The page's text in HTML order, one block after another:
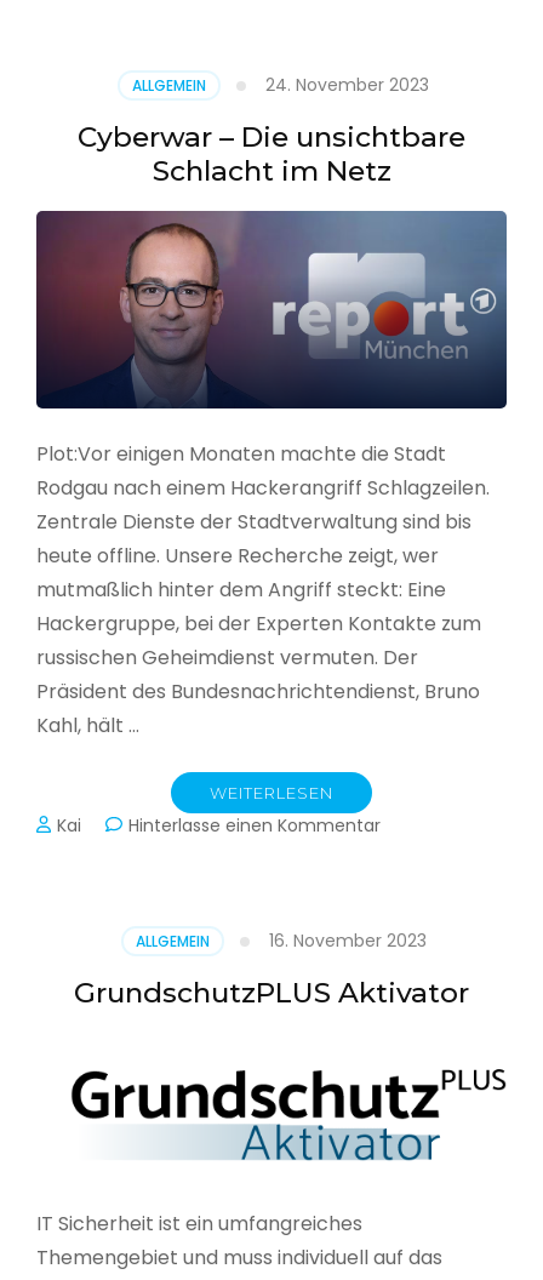
ALLGEMEIN 24. November 2023
Cyberwar – Die unsichtbare
Schlacht im Netz
Plot:Vor einigen Monaten machte die Stadt
Rodgau nach einem Hackerangriff Schlagzeilen.
Zentrale Dienste der Stadtverwaltung sind bis
heute offline. Unsere Recherche zeigt, wer
mutmaßlich hinter dem Angriff steckt: Eine
Hackergruppe, bei der Experten Kontakte zum
russischen Geheimdienst vermuten. Der
Präsident des Bundesnachrichtendienst, Bruno
Kahl, hält …
WEITERLESEN
Kai Hinterlasse einen Kommentarzu
Schlacht
im
Netz
ALLGEMEIN 16. November 2023
GrundschutzPLUS Aktivator
IT Sicherheit ist ein umfangreiches
Themengebiet und muss individuell auf das